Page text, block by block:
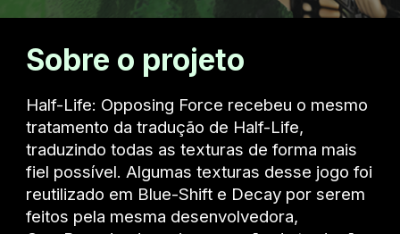
Sobre o projeto
Half-Life: Opposing Force recebeu o mesmo
tratamento da tradução de Half-Life,
traduzindo todas as texturas de forma mais
fiel possível. Algumas texturas desse jogo foi
reutilizado em Blue-Shift e Decay por serem
feitos pela mesma desenvolvedora,